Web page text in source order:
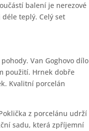
balení je nerezové
teplý. Celý set
Van Goghovo dílo
použití. Hrnek dobře
Kvalitní porcelán
z porcelánu udrží
sadu, která zpříjemní